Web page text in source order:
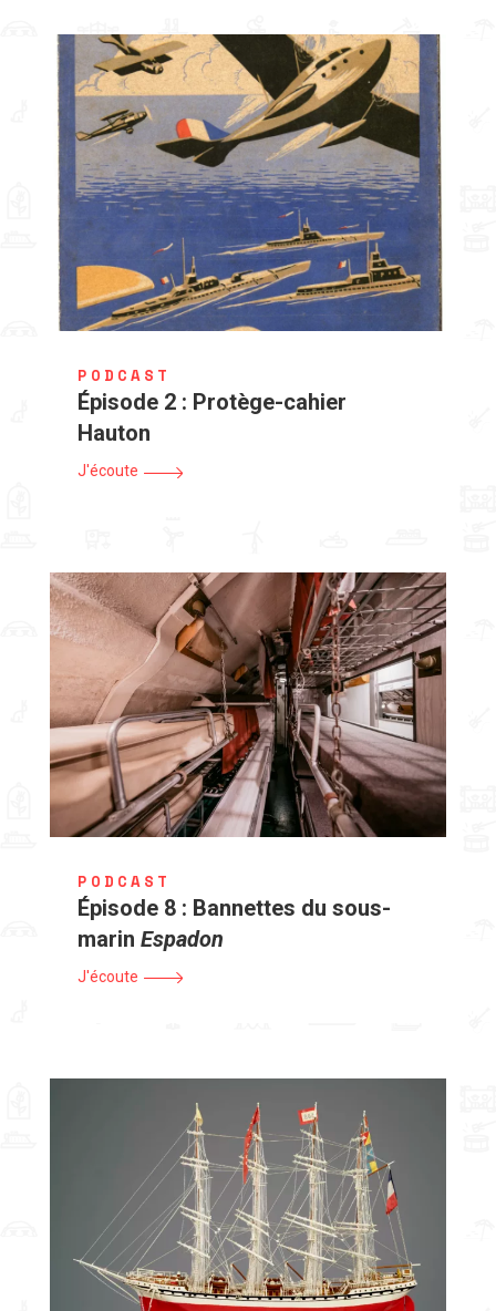
PODCAST
Épisode 2 : Protège-cahier
Hauton
J'écoute
PODCAST
Épisode 8 : Bannettes du sous-
marin Espadon
J'écoute